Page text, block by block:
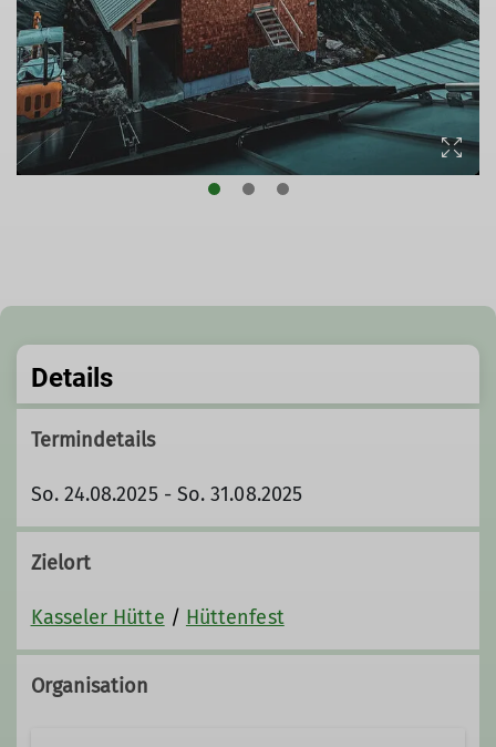
Details
Termindetails
So. 24.08.2025 - So. 31.08.2025
Zielort
Kasseler Hütte / Hüttenfest
Organisation